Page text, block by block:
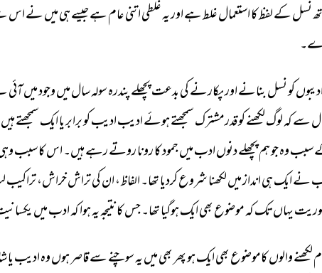
نسل کے لفظ کا استعمال غلط ہے اور یہ غلطی اتنی عام ہے جیسے ہی میں نے اس
ادیبوں کو نسل بنانے اور پکارنے کی بدعت پچھلے پندرہ سولہ سال میں وجود میں آئی
سے کہ لوگ لکھنے کو قدرمشترک سمجھتے ہوئے ادیب ادیب کو برابر یا ایک سمجھتے ہیں
سبب وہ جو ہم پچھلے دنوں ادب میں جمود کا رونا روتے رہے ہیں۔ اس کا سبب
نے ایک ہی انداز میں لکھنا شروع کردیا تھا۔ الفاظ، ان کی تراش خراش، تراکیب
یہاں تک کہ موضوع بھی ایک ہوگیا تھا۔ جس کا نتیجہ یہ ہوا کہ ادب میں
لکھنے والوں کاموضوع بھی ایک ہو پھر بھی میں یہ سوچنے سے قاصر ہوں وہ ادیب یا